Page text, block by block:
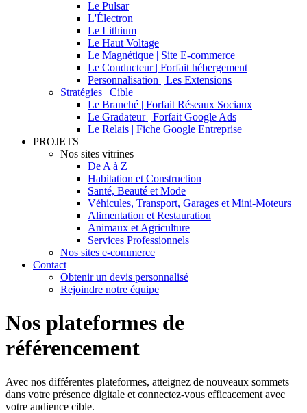
Le Pulsar
L'Électron
Le Lithium
Le Haut Voltage
Le Magnétique | Site E-commerce
Le Conducteur | Forfait hébergement
Personnalisation | Les Extensions
Stratégies | Cible
Le Branché | Forfait Réseaux Sociaux
Le Gradateur | Forfait Google Ads
Le Relais | Fiche Google Entreprise
PROJETS
Nos sites vitrines
De A à Z
Habitation et Construction
Santé, Beauté et Mode
Véhicules, Transport, Garages et Mini-Moteurs
Alimentation et Restauration
Animaux et Agriculture
Services Professionnels
Nos sites e-commerce
Contact
Obtenir un devis personnalisé
Rejoindre notre équipe
Nos plateformes de
référencement
Avec nos différentes plateformes, atteignez de nouveaux sommets
dans votre présence digitale et connectez-vous efficacement avec
votre audience cible.